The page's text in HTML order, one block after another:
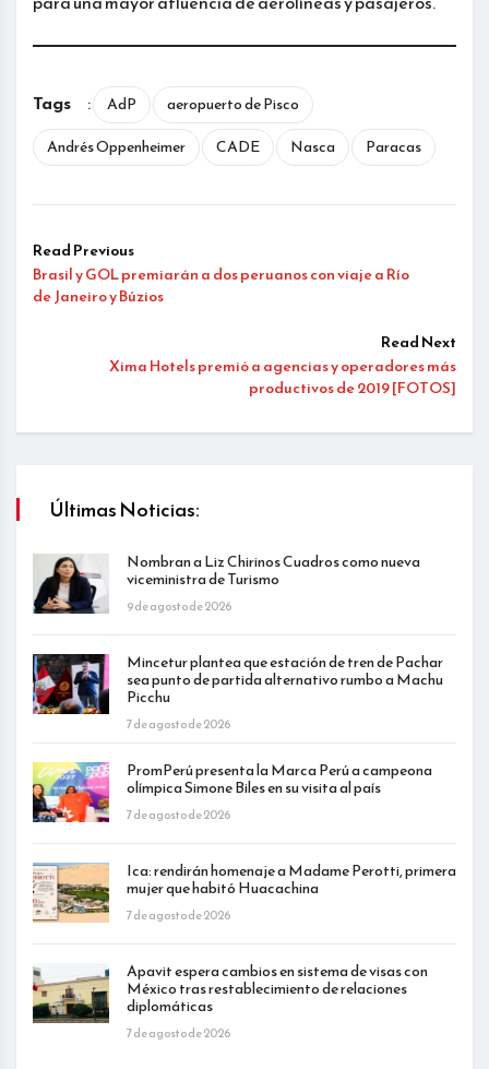
Tags : AdP
aeropuerto de Pisco
Andrés Oppenheimer
CADE Nasca Paracas
Read Previous
Brasil y GOL premiarán a dos peruanos con viaje a Río
de Janeiro y Búzios
Read Next
Xima Hotels premió a agencias y operadores más
productivos de 2019 [FOTOS]
Últimas Noticias:
Nombran a Liz Chirinos Cuadros como nueva
viceministra de Turismo
9 de agosto de 2026
Mincetur plantea que estación de tren de Pachar
sea punto de partida alternativo rumbo a Machu
Picchu
7 de agosto de 2026
PromPerú presenta la Marca Perú a campeona
olímpica Simone Biles en su visita al país
7 de agosto de 2026
Ica: rendirán homenaje a Madame Perotti, primera
mujer que habitó Huacachina
7 de agosto de 2026
Apavit espera cambios en sistema de visas con
México tras restablecimiento de relaciones
diplomáticas
7 de agosto de 2026